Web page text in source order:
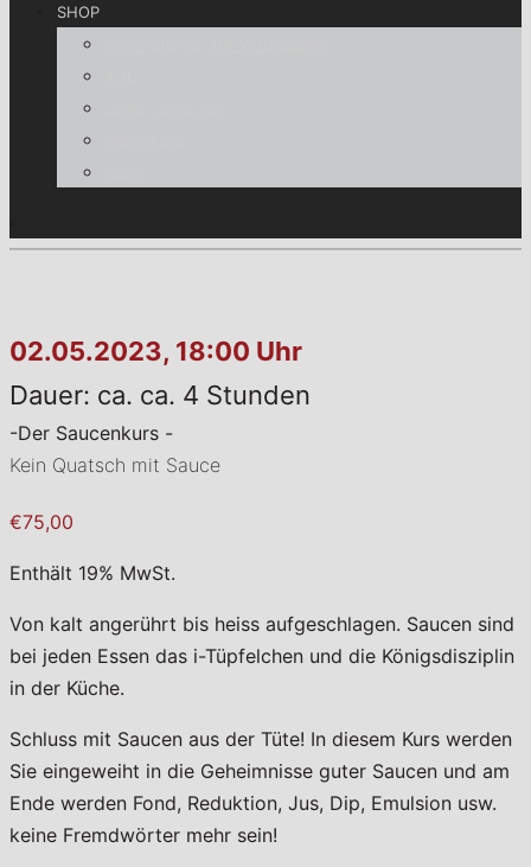
SHOP
02.05.2023, 18:00 Uhr
Dauer: ca. ca. 4 Stunden
-Der Saucenkurs -
Kein Quatsch mit Sauce
€75,00
Enthält 19% MwSt.
Von kalt angerührt bis heiss aufgeschlagen. Saucen sind
bei jeden Essen das i-Tüpfelchen und die Königsdisziplin
in der Küche.
Schluss mit Saucen aus der Tüte! In diesem Kurs werden
Sie eingeweiht in die Geheimnisse guter Saucen und am
Ende werden Fond, Reduktion, Jus, Dip, Emulsion usw.
keine Fremdwörter mehr sein!